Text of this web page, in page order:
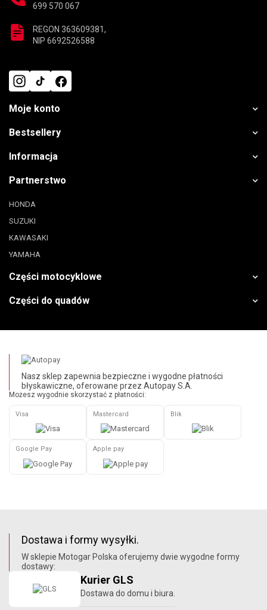
699 570 067
REGON 363609381,
NIP 6692526588
Moje konto
Bestsellery
Informacja
Partnerstwo
HONDA
SUZUKI
KAWASAKI
YAMAHA
Części motocyklowe
Części do quadów
Nasz sklep zapewnia bezpieczne i wygodne płatności
błyskawiczne, oferowane przez Autopay S.A.
Możesz wygodnie skorzystać z płatności:
Visa Mastercard Blik
Google Pay Apple pay
Dostawa i formy wysyłki.
W sklepie Motogar Polska oferujemy dwie wygodne formy
dostawy:
Kurier GLS
Dostawa do domu i biura.